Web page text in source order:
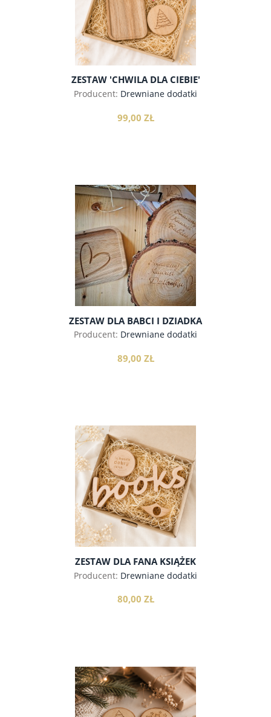
ZESTAW 'CHWILA DLA CIEBIE'
Producent: Drewniane dodatki
99,00 ZŁ
do koszyka
ZESTAW DLA BABCI I DZIADKA
Producent: Drewniane dodatki
89,00 ZŁ
do koszyka
ZESTAW DLA FANA KSIĄŻEK
Producent: Drewniane dodatki
80,00 ZŁ
do koszyka